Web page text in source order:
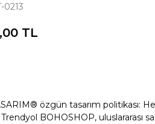
0213
TL
özgün tasarım politikası:
Trendyol BOHOSHOP, uluslararası